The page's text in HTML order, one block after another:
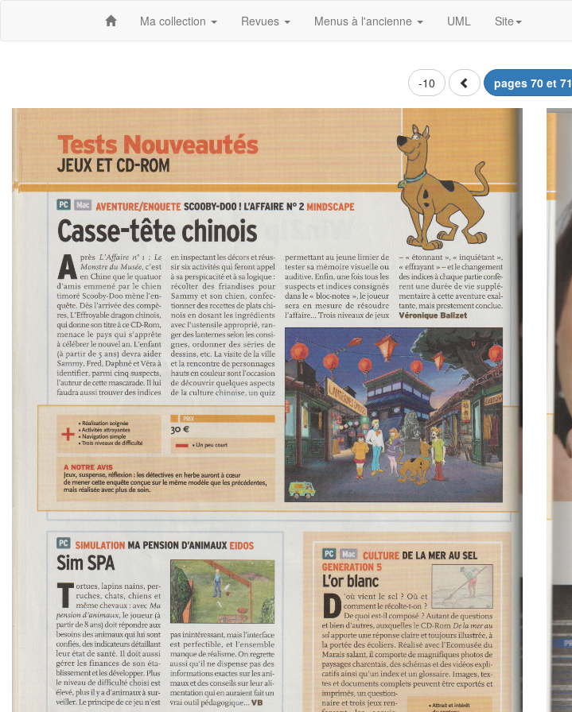
Ma collection Revues Menus à l'ancienne UML Site
-10 pages 70 et 71